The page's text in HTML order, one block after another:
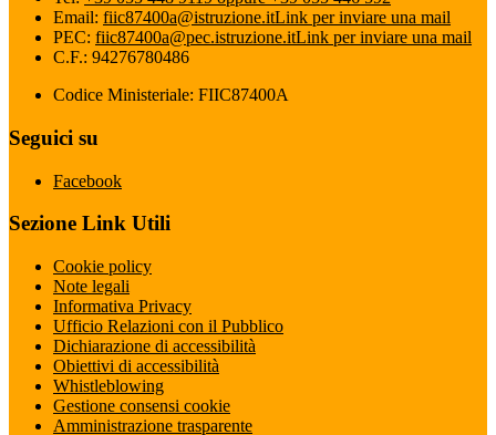
Email: fiic87400a@istruzione.itLink per inviare una mail
PEC: fiic87400a@pec.istruzione.itLink per inviare una mail
C.F.: 94276780486
Codice Ministeriale: FIIC87400A
Seguici su
Facebook
Sezione Link Utili
Cookie policy
Note legali
Informativa Privacy
Ufficio Relazioni con il Pubblico
Dichiarazione di accessibilità
Obiettivi di accessibilità
Whistleblowing
Gestione consensi cookie
Amministrazione trasparente